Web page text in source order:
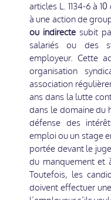
articles L. 1134-6 à
à une action de
ou indirectesubit
salariés ou des
employeur. Cette
organisation
association
ans dans la lutte
dans le domaine du
défense des
emploi ou un stage
portée devant le
du manquement et
Toutefois, les
doivent effectuer